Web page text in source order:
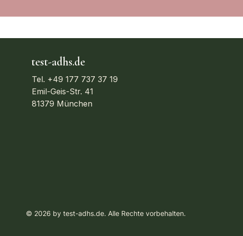
test-adhs.de
Tel. +49 177 737 37 19
Emil-Geis-Str. 41
81379 München
© 2026 by test-adhs.de. Alle Rechte vorbehalten.